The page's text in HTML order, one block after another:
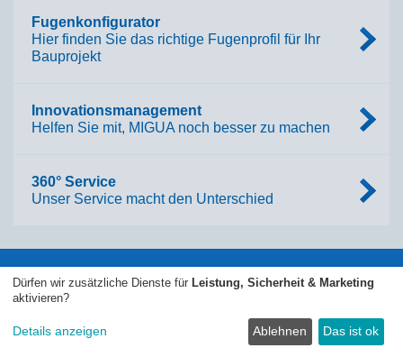
Fugenkonfigurator
Hier finden Sie das richtige Fugenprofil für Ihr
Bauprojekt
Innovationsmanagement
Helfen Sie mit, MIGUA noch besser zu machen
360° Service
Unser Service macht den Unterschied
© 2026 • MIGUA Fugensysteme GmbH, Wülfrath
Datenschutzerklärung Sitemap
Dürfen wir zusätzliche Dienste für Leistung, Sicherheit & Marketing
aktivieren?
Details anzeigen Ablehnen Das ist ok